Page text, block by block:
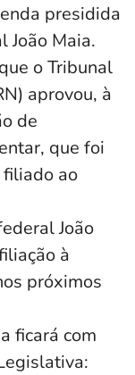
presidida
João Maia.
o Tribunal
aprovou, à
de
que foi
ao
João
à
próximos
ficará com